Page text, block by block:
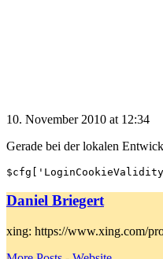
10. November 2010 at 12:34
Gerade bei der lokalen
Daniel Briegert
xing: https://www.xing.com/